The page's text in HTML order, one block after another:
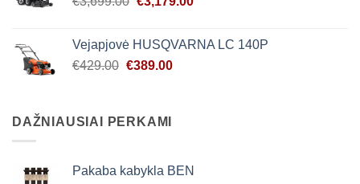
€3,699.00.€3,179.00.
Vejapjovė HUSQVARNA LC 140P
€429.00 Original
€429.00.
€389.00Current
DAŽNIAUSIAI PERKAMI
Pakaba kabykla BEN